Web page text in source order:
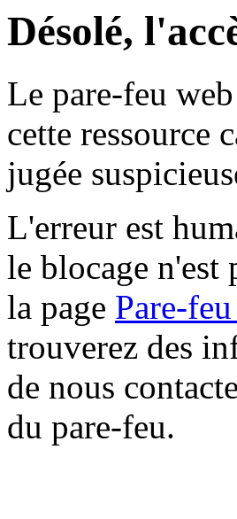
Désolé,
Le pare-feu
cette ressource
jugée
L'erreur est
le blocage n'est
la page Pare-
trouverez des
de nous
du pare-feu.